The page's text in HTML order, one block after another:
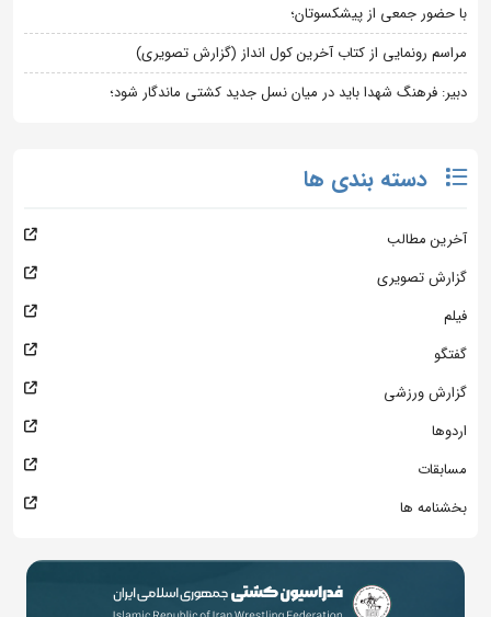
با حضور جمعی از پیشکسوتان؛
مراسم رونمایی از کتاب آخرین کول انداز (گزارش تصویری)
دبیر: فرهنگ شهدا باید در میان نسل جدید کشتی ماندگار شود؛
دسته بندی ها
آخرین مطالب
گزارش تصویری
فیلم
گفتگو
گزارش ورزشی
اردوها
مسابقات
بخشنامه ها